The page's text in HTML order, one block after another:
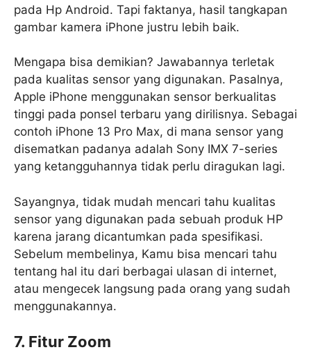
pada Hp Android. Tapi faktanya, hasil tangkapan
gambar kamera iPhone justru lebih baik.
Mengapa bisa demikian? Jawabannya terletak
pada kualitas sensor yang digunakan. Pasalnya,
Apple iPhone menggunakan sensor berkualitas
tinggi pada ponsel terbaru yang dirilisnya. Sebagai
contoh iPhone 13 Pro Max, di mana sensor yang
disematkan padanya adalah Sony IMX 7-series
yang ketangguhannya tidak perlu diragukan lagi.
Sayangnya, tidak mudah mencari tahu kualitas
sensor yang digunakan pada sebuah produk HP
karena jarang dicantumkan pada spesifikasi.
Sebelum membelinya, Kamu bisa mencari tahu
tentang hal itu dari berbagai ulasan di internet,
atau mengecek langsung pada orang yang sudah
menggunakannya.
7. Fitur Zoom